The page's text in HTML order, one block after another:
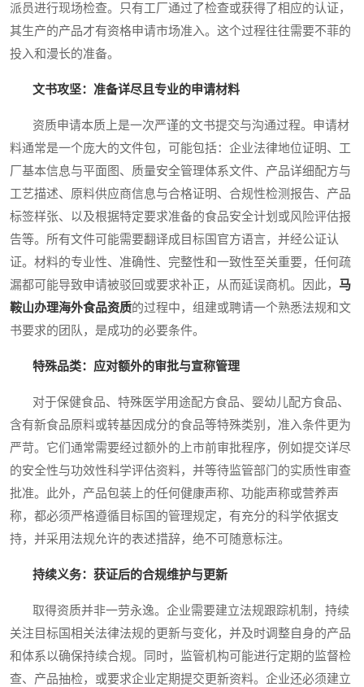
派员进行现场检查。只有工厂通过了检查或获得了相应的认证，
其生产的产品才有资格申请市场准入。这个过程往往需要不菲的
投入和漫长的准备。
文书攻坚：准备详尽且专业的申请材料
资质申请本质上是一次严谨的文书提交与沟通过程。申请材
料通常是一个庞大的文件包，可能包括：企业法律地位证明、工
厂基本信息与平面图、质量安全管理体系文件、产品详细配方与
工艺描述、原料供应商信息与合格证明、合规性检测报告、产品
标签样张、以及根据特定要求准备的食品安全计划或风险评估报
告等。所有文件可能需要翻译成目标国官方语言，并经公证认
证。材料的专业性、准确性、完整性和一致性至关重要，任何疏
漏都可能导致申请被驳回或要求补正，从而延误商机。因此， 马
鞍山办理海外食品资质的过程中，组建或聘请一个熟悉法规和文
书要求的团队，是成功的必要条件。
特殊品类：应对额外的审批与宣称管理
对于保健食品、特殊医学用途配方食品、婴幼儿配方食品、
含有新食品原料或转基因成分的食品等特殊类别，准入条件更为
严苛。它们通常需要经过额外的上市前审批程序，例如提交详尽
的安全性与功效性科学评估资料，并等待监管部门的实质性审查
批准。此外，产品包装上的任何健康声称、功能声称或营养声
称，都必须严格遵循目标国的管理规定，有充分的科学依据支
持，并采用法规允许的表述措辞，绝不可随意标注。
持续义务：获证后的合规维护与更新
取得资质并非一劳永逸。企业需要建立法规跟踪机制，持续
关注目标国相关法律法规的更新与变化，并及时调整自身的产品
和体系以确保持续合规。同时，监管机构可能进行定期的监督检
查、产品抽检，或要求企业定期提交更新资料。企业还必须建立